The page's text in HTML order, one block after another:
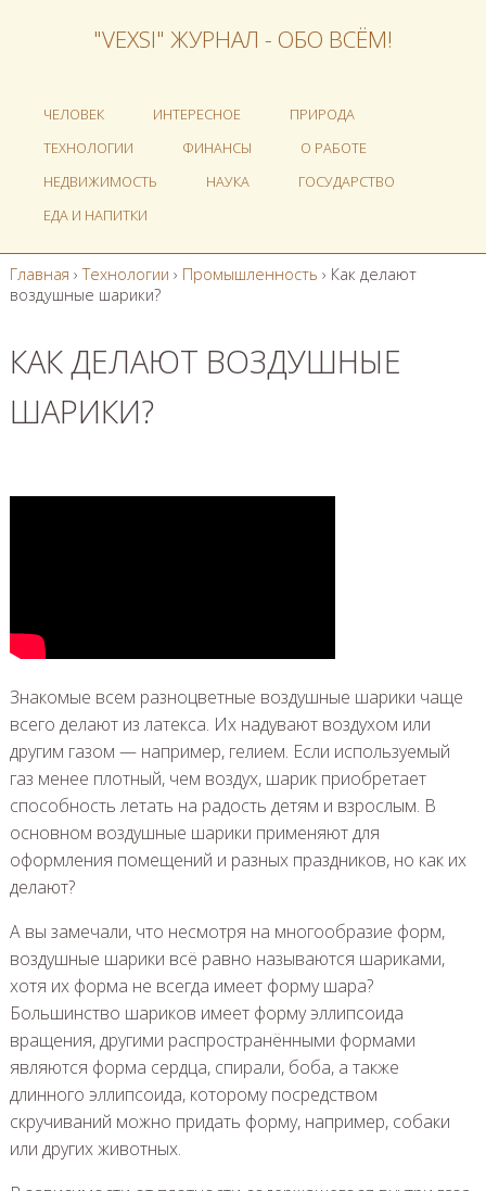
"VEXSI" ЖУРНАЛ - ОБО ВСЁМ!
ЧЕЛОВЕК ИНТЕРЕСНОЕ
ПРИРОДА
ТЕХНОЛОГИИ
ФИНАНСЫ
О РАБОТЕ
НЕДВИЖИМОСТЬ
НАУКА
ГОСУДАРСТВО
ЕДА И НАПИТКИ
Главная ›Технологии › Промышленность › Как делают
воздушные шарики?
КАК ДЕЛАЮТ ВОЗДУШНЫЕ
ШАРИКИ?
Знакомые всем разноцветные воздушные шарики чаще
всего делают из латекса. Их надувают воздухом или
другим газом — например, гелием. Если используемый
газ менее плотный, чем воздух, шарик приобретает
способность летать на радость детям и взрослым. В
основном воздушные шарики применяют для
оформления помещений и разных праздников, но как их
делают?
А вы замечали, что несмотря на многообразие форм,
воздушные шарики всё равно называются шариками,
хотя их форма не всегда имеет форму шара?
Большинство шариков имеет форму эллипсоида
вращения, другими распространёнными формами
являются форма сердца, спирали, боба, а также
длинного эллипсоида, которому посредством
скручиваний можно придать форму, например, собаки
или других животных.